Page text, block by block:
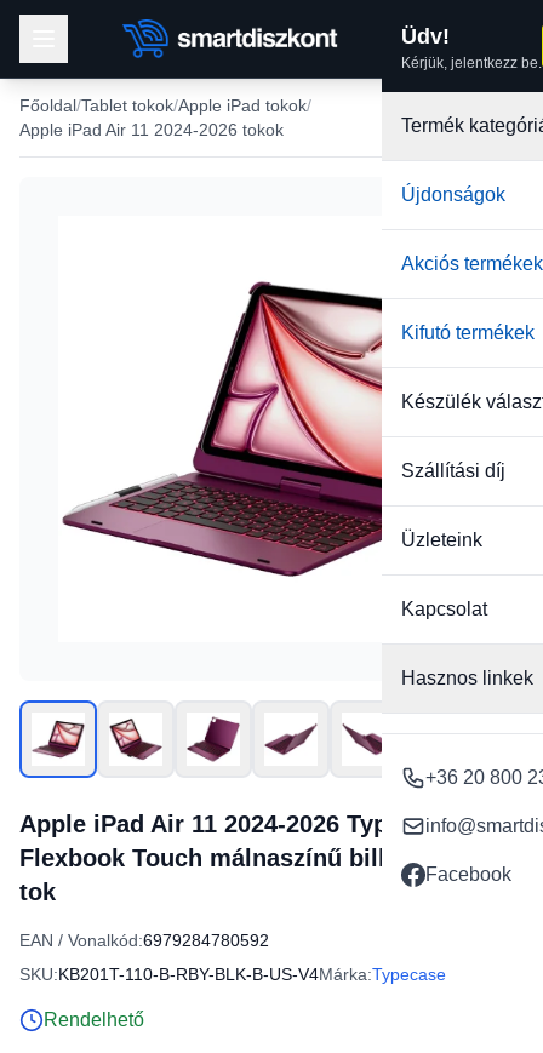
Üdv!
Kérjük, jelentkezz be.
Termék
Újdonságok
Akciós termékek
Kifutó termékek
Készülék
Szállítási díj
Üzleteink
Kapcsolat
Hasznos linkek
+36 20 800
Facebook
Főoldal Tablet tokok Apple iPad tokok
Apple iPad Air 11 2024-2026 tokok
Apple iPad Air 11 2024-2026 Typecase
Flexbook Touch málnaszínű billentyűzetes
tok
EAN / Vonalkód:6979284780592
SKU:KB201T-110-B-RBY-BLK-B-US-V4Márka:Typecase
Rendelhető